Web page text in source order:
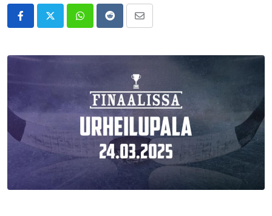
WhatsappRedditShare
Email